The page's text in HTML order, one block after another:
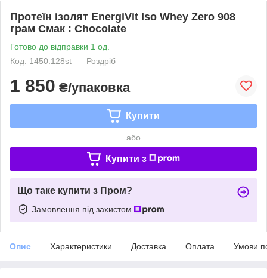
Протеїн ізолят EnergiVit Iso Whey Zero 908
грам Смак : Chocolate
Готово до відправки 1 од.
Код: 1450.128st
Роздріб
1 850 ₴/упаковка
Купити
або
Купити з
Що таке купити з Пром?
Замовлення під захистом
Опис Характеристики Доставка Оплата Умови